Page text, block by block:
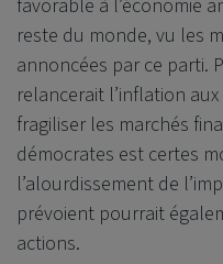
favorable à l’économie
reste du monde, vu les
annoncées par ce parti.
relancerait l’inflation
fragiliser les marchés
démocrates est certes
l’alourdissement de
prévoient pourrait
actions.